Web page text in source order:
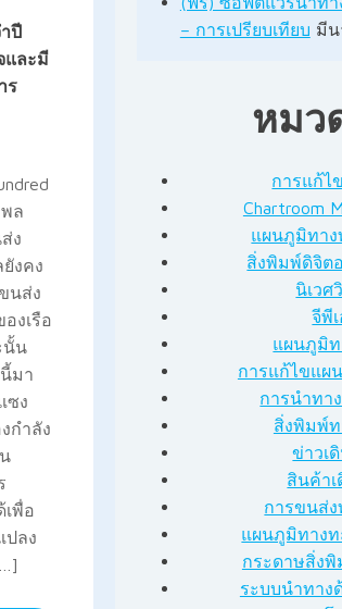
ปี
และมี
ร
ล
ง
งคง
นส่ง
งเรือ
นั้น
มา
ซง
กำลัง
เพื่อ
ปลง
– การเปรียบเทียบ มีน
หมว
การแก้ไ
Chartroom
แผนภูมิทาง
สิ่งพิมพ์ดิจิต
นิเวศ
จีพี
แผนภูมิท
การแก้ไขแผ
การนำทา
สิ่งพิมพ์ท
ข่าวเ
สินค้าเ
การขนส่ง
แผนภูมิทางท
กระดาษสิ่งพิ
ระบบนำทาง